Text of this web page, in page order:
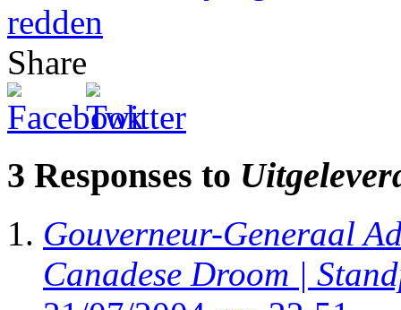
redden
Share
3 Responses to
Gouverneur-Generaal
Canadese Droom |